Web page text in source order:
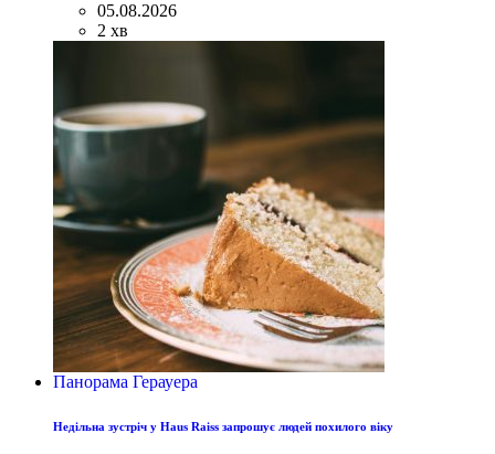
05.08.2026
2 хв
Панорама Герауера
Недільна зустріч у Haus Raiss запрошує людей похилого віку